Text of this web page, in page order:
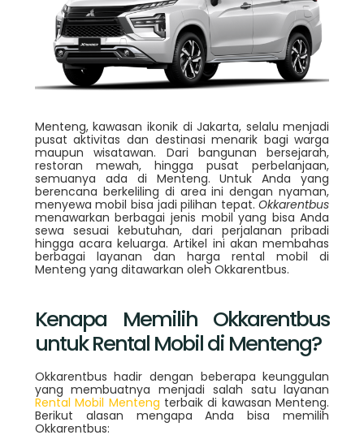
Menteng, kawasan ikonik di Jakarta, selalu menjadi
pusat aktivitas dan destinasi menarik bagi warga
maupun wisatawan. Dari bangunan bersejarah,
restoran mewah, hingga pusat perbelanjaan,
semuanya ada di Menteng. Untuk Anda yang
berencana berkeliling di area ini dengan nyaman,
menyewa mobil bisa jadi pilihan tepat.Okkarentbus
menawarkan berbagai jenis mobil yang bisa Anda
sewa sesuai kebutuhan, dari perjalanan pribadi
hingga acara keluarga. Artikel ini akan membahas
berbagai layanan dan harga rental mobil di
Menteng yang ditawarkan oleh Okkarentbus.
Kenapa Memilih Okkarentbus
untuk Rental Mobil di Menteng?
Okkarentbus hadir dengan beberapa keunggulan
yang membuatnya menjadi salah satu layanan
Rental Mobil Menteng terbaik di kawasan Menteng.
Berikut alasan mengapa Anda bisa memilih
Okkarentbus: